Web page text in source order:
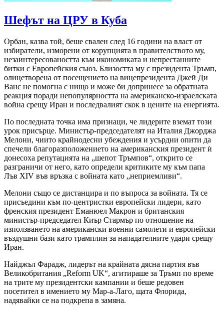
Шефът на ЦРУ в Куба
Орбан, казва той, беше свален след 16 години на власт от
избиратели, изморени от корупцията в правителството му,
незаинтересоваността към икономиката и непрестанните
битки с Европейския съюз. Близостта му с президента Тръмп,
олицетворена от посещението на вицепрезидента Джей Ди
Ванс не помогна с нищо и може би допринесе за обратната
реакция поради непопулярността на американско-израелската
война срещу Иран и последвалият скок в цените на енергията.
По последната точка има признаци, че лидерите вземат този
урок присърце. Министър-председателят на Италия Джорджа
Мелони, чиито крайнодесни убеждения и усърдни опити да
спечели благоразположението на американския президент ѝ
донесоха репутацията на „шепот Тръмпов“, открито се
разграничи от него, като определи критиките му към папа
Лъв XIV във връзка с войната като „неприемливи“.
Мелони също се дистанцира и по въпроса за войната. Тя се
присъедини към по-центристки европейски лидери, като
френския президент Еманюел Макрон и британския
министър-председател Киър Стармър по отношение на
използването на американски военни самолети и европейски
въздушни бази като трамплин за нападателните удари срещу
Иран.
Найджъл Фарадж, лидерът на крайната дясна партия във
Великобритания „Reform UK“, агитираше за Тръмп по време
на трите му президентски кампании и беше редовен
посетител в имението му Мар-а-Лаго, щата Флорида,
надявайки се на подкрепа в замяна.